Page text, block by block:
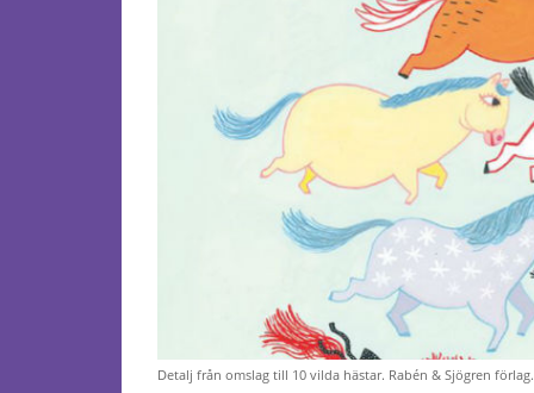
Detalj från omslag till 10 vilda hästar. Rabén & Sjögren förlag.